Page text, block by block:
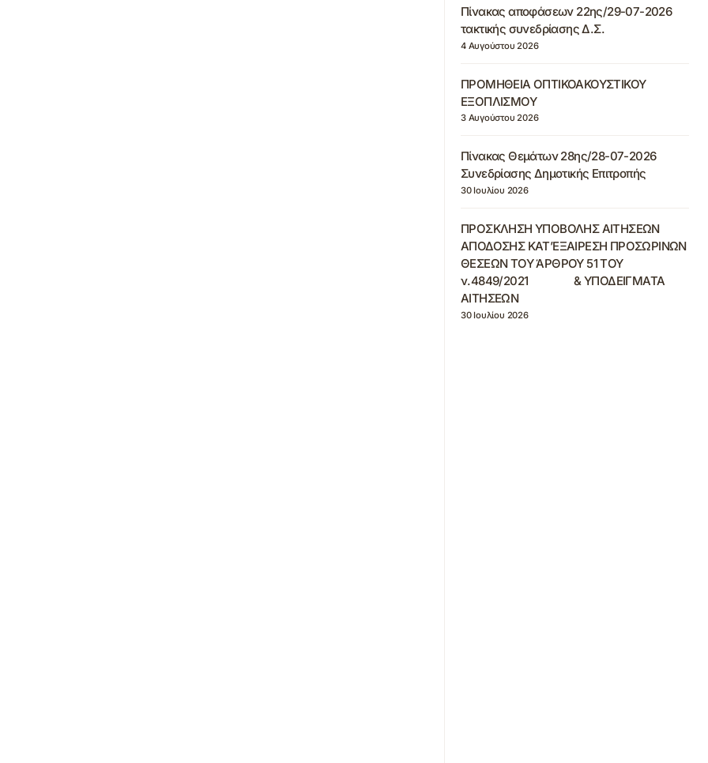
Πίνακας αποφάσεων 22ης/29-07-2026
τακτικής συνεδρίασης Δ.Σ.
4 Αυγούστου 2026
ΠΡΟΜΗΘΕΙΑ ΟΠΤΙΚΟΑΚΟΥΣΤΙΚΟΥ
ΕΞΟΠΛΙΣΜΟΥ
3 Αυγούστου 2026
Πίνακας Θεμάτων 28ης/28-07-2026
Συνεδρίασης Δημοτικής Επιτροπής
30 Ιουλίου 2026
ΠΡΟΣΚΛΗΣΗ ΥΠΟΒΟΛΗΣ ΑΙΤΗΣΕΩΝ
ΑΠΟΔΟΣΗΣ ΚΑΤ’ΕΞΑΙΡΕΣΗ ΠΡΟΣΩΡΙΝΩΝ
ΘΕΣΕΩΝ ΤΟΥ ΆΡΘΡΟΥ 51 ΤΟΥ
ν.4849/2021 & ΥΠΟΔΕΙΓΜΑΤΑ
ΑΙΤΗΣΕΩΝ
30 Ιουλίου 2026